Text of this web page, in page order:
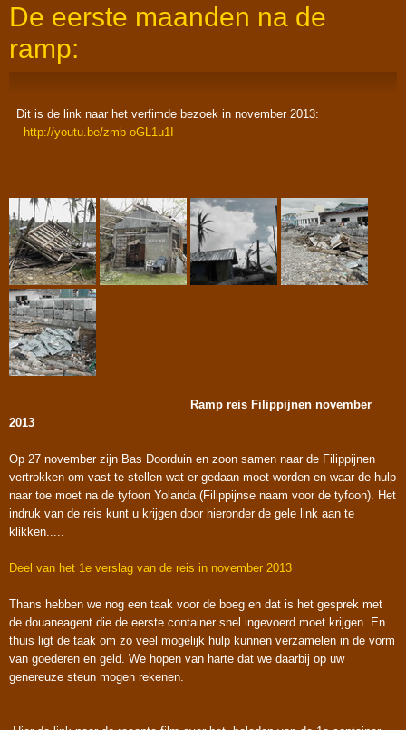
De eerste maanden na de
ramp:
Dit is de link naar het verfimde bezoek in november 2013:
http://youtu.be/zmb-oGL1u1I
Ramp reis Filippijnen november
2013
Op 27 november zijn Bas Doorduin en zoon samen naar de Filippijnen
vertrokken om vast te stellen wat er gedaan moet worden en waar de hulp
naar toe moet na de tyfoon Yolanda (Filippijnse naam voor de tyfoon). Het
indruk van de reis kunt u krijgen door hieronder de gele link aan te
klikken.....
Deel van het 1e verslag van de reis in november 2013
Thans hebben we nog een taak voor de boeg en dat is het gesprek met
de douaneagent die de eerste container snel ingevoerd moet krijgen. En
thuis ligt de taak om zo veel mogelijk hulp kunnen verzamelen in de vorm
van goederen en geld. We hopen van harte dat we daarbij op uw
genereuze steun mogen rekenen.